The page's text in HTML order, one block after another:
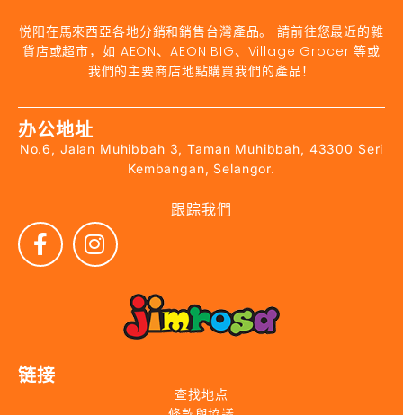
悦阳在馬來西亞各地分銷和銷售台灣產品。 請前往您最近的雜
貨店或超市，如 AEON、AEON BIG、Village Grocer 等或
我們的主要商店地點購買我們的產品！
办公地址
No.6, Jalan Muhibbah 3, Taman Muhibbah, 43300 Seri
Kembangan, Selangor.
跟踪我們
链接
查找地点